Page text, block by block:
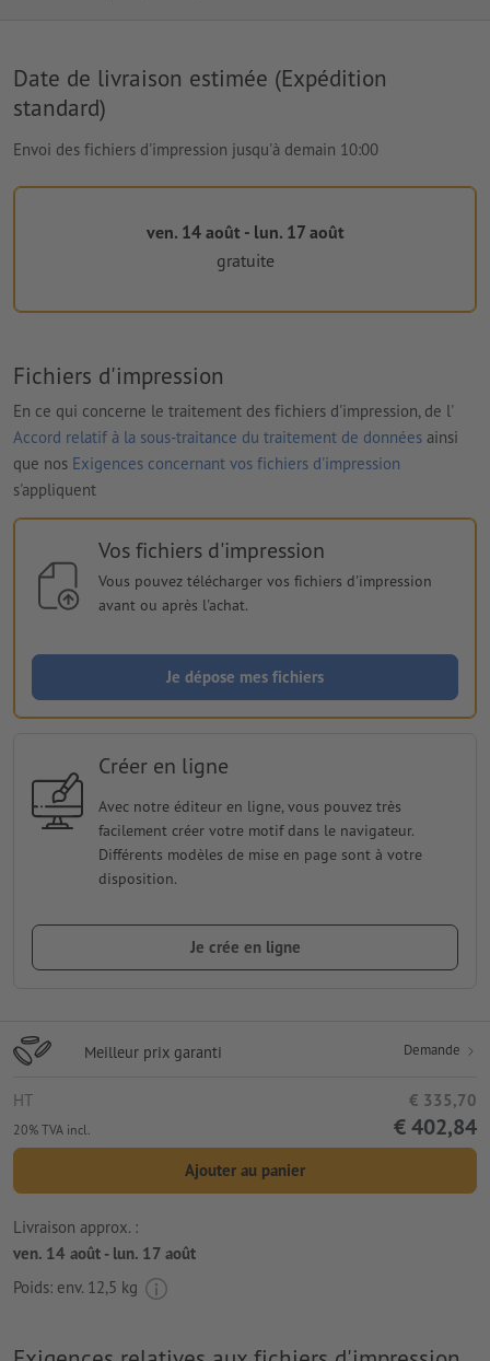
Date de livraison estimée (Expédition
standard)
Envoi des fichiers d'impression jusqu'à demain 10:00
ven. 14 août - lun. 17 août
gratuite
Fichiers d'impression
En ce qui concerne le traitement des fichiers d'impression, de l'
Accord relatif à la sous-traitance du traitement de données ainsi
que nos Exigences concernant vos fichiers d'impression
s'appliquent
Vos fichiers d'impression
Vous pouvez télécharger vos fichiers d'impression
avant ou après l'achat.
Je dépose mes fichiers
Créer en ligne
Avec notre éditeur en ligne, vous pouvez très
facilement créer votre motif dans le navigateur.
Différents modèles de mise en page sont à votre
disposition.
Je crée en ligne
Meilleur prix garanti Demande
HT € 335,70
20% TVA incl. € 402,84
Ajouter au panier
Livraison approx. :
ven. 14 août - lun. 17 août
Poids: env. 12,5 kg